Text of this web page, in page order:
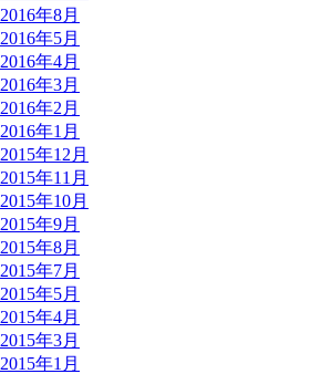
2016年8月
2016年5月
2016年4月
2016年3月
2016年2月
2016年1月
2015年12月
2015年11月
2015年10月
2015年9月
2015年8月
2015年7月
2015年5月
2015年4月
2015年3月
2015年1月